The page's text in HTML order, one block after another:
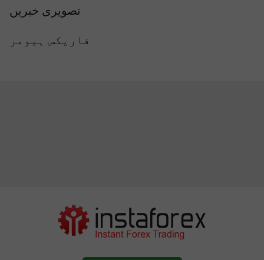
تصویری خبریں
فاریکس ہیومر